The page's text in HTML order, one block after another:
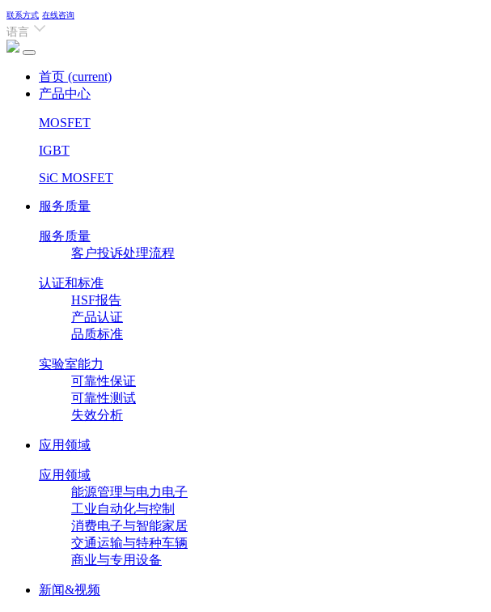
联系方式 在线咨询
语言
首页 (current)
产品中心
MOSFET
IGBT
SiC MOSFET
服务质量
服务质量
客户投诉处理流程
认证和标准
HSF报告
产品认证
品质标准
实验室能力
可靠性保证
可靠性测试
失效分析
应用领域
应用领域
能源管理与电力电子
工业自动化与控制
消费电子与智能家居
交通运输与特种车辆
商业与专用设备
新闻&视频